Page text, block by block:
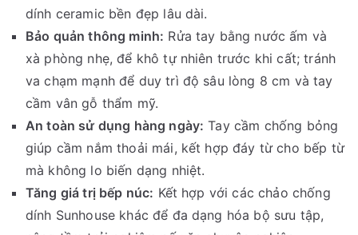
dính ceramic bền đẹp lâu dài.
Bảo quản thông minh: Rửa tay bằng nước ấm và
xà phòng nhẹ, để khô tự nhiên trước khi cất; tránh
va chạm mạnh để duy trì độ sâu lòng 8 cm và tay
cầm vân gỗ thẩm mỹ.
An toàn sử dụng hàng ngày: Tay cầm chống bỏng
giúp cầm nắm thoải mái, kết hợp đáy từ cho bếp từ
mà không lo biến dạng nhiệt.
Tăng giá trị bếp núc: Kết hợp với các chảo chống
dính Sunhouse khác để đa dạng hóa bộ sưu tập,